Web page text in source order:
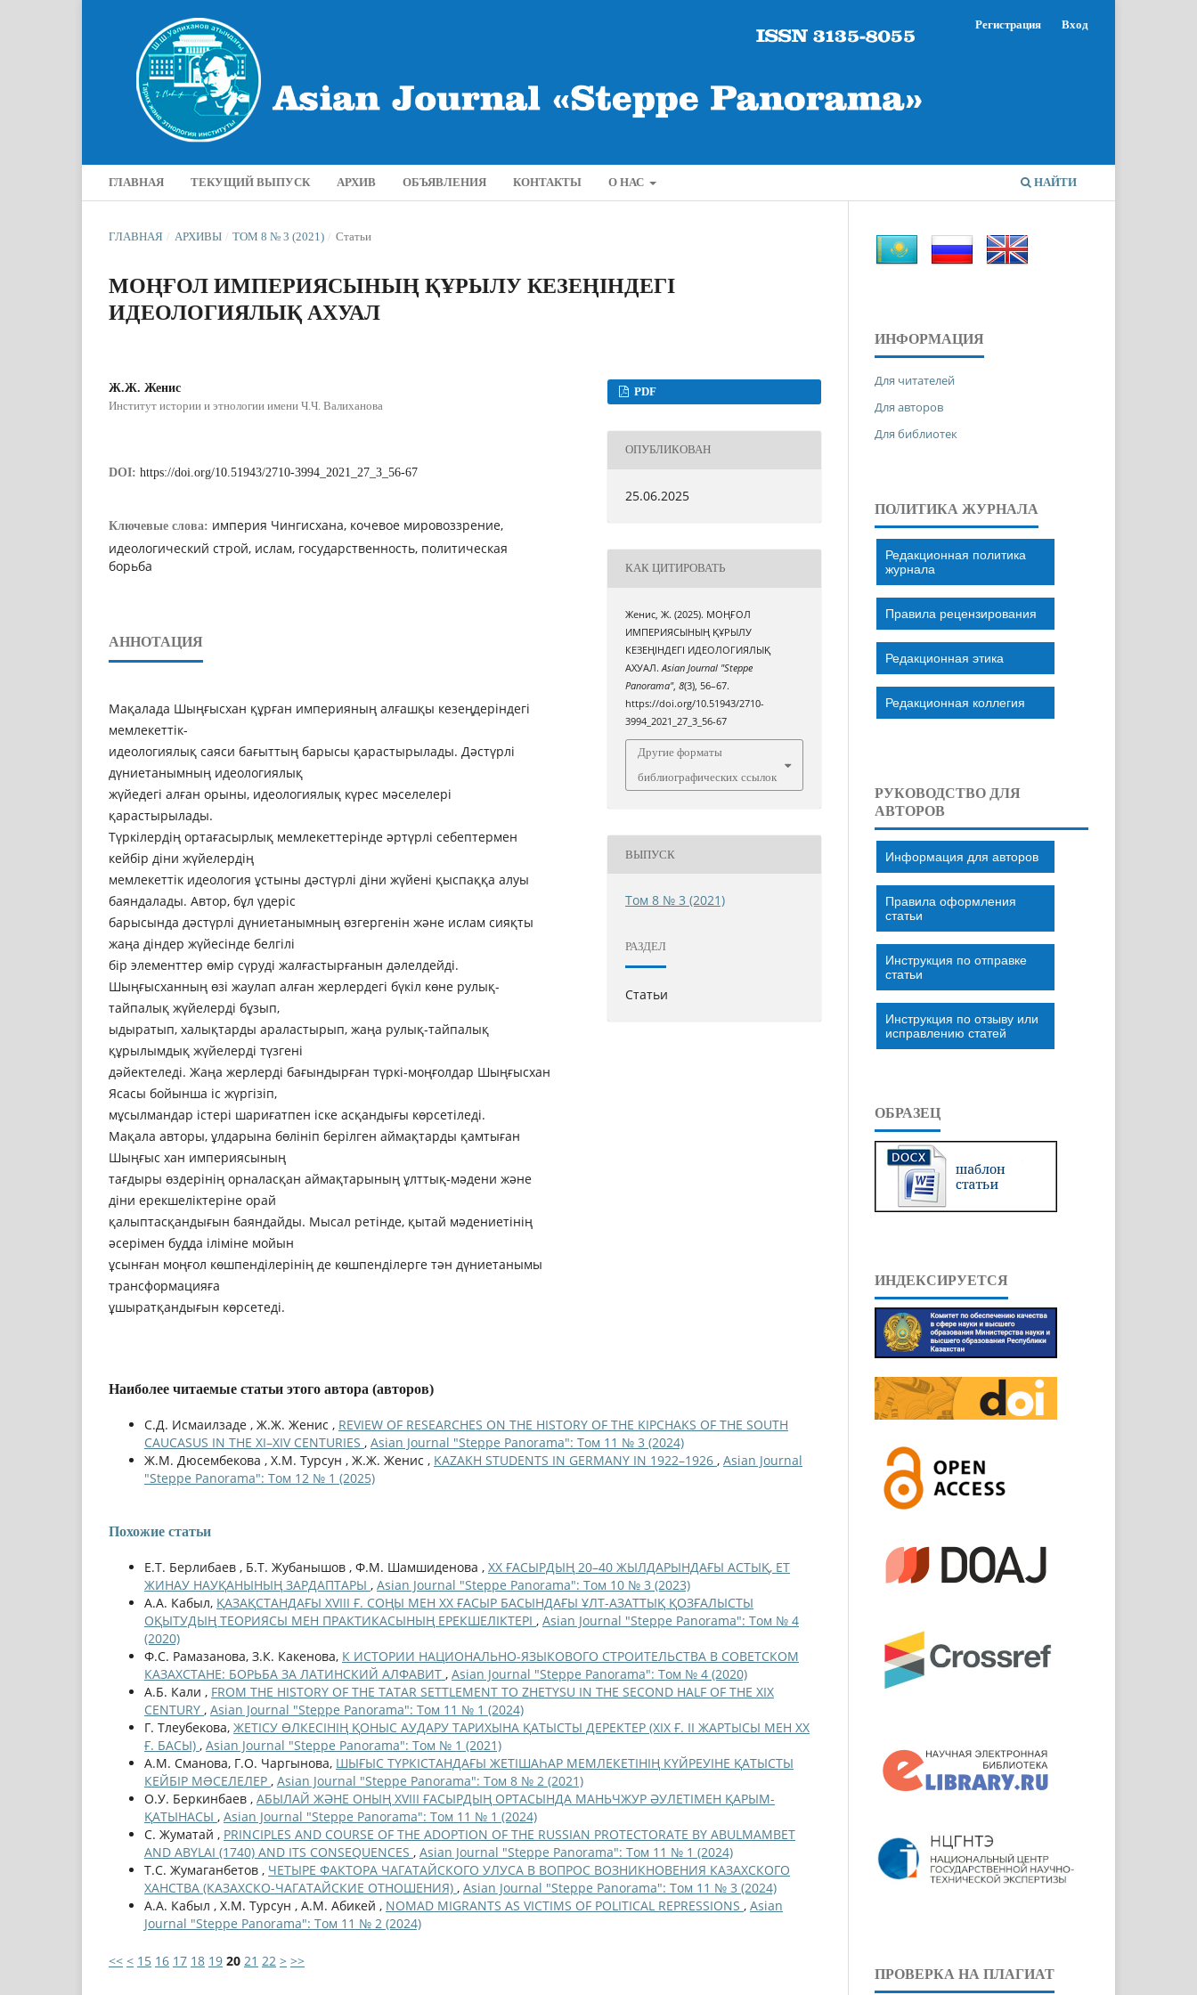
ГЛАВНАЯ ТЕКУЩИЙ ВЫПУСК АРХИВ ОБЪЯВЛЕНИЯ КОНТАКТЫ О НАС НАЙТИ
Регистрация Вход
ГЛАВНАЯ / АРХИВЫ / ТОМ 8 № 3 (2021) / Статьи
МОҢҒОЛ ИМПЕРИЯСЫНЫҢ ҚҰРЫЛУ КЕЗЕҢІНДЕГІ
ИДЕОЛОГИЯЛЫҚ АХУАЛ
Ж.Ж. Женис
Институт истории и этнологии имени Ч.Ч. Валиханова
DOI: https://doi.org/10.51943/2710-3994_2021_27_3_56-67
Ключевые слова: империя Чингисхана, кочевое мировоззрение,
идеологический строй, ислам, государственность, политическая
борьба
АННОТАЦИЯ
Мақалада Шыңғысхан құрған империяның алғашқы кезеңдеріндегі
мемлекеттік-
идеологиялық саяси бағыттың барысы қарастырылады. Дәстүрлі
дүниетанымның идеологиялық
жүйедегі алған орыны, идеологиялық күрес мәселелері
қарастырылады.
Түркілердің ортағасырлық мемлекеттерінде әртүрлі себептермен
кейбір діни жүйелердің
мемлекеттік идеология ұстыны дәстүрлі діни жүйені қыспаққа алуы
баяндалады. Автор, бұл үдеріс
барысында дәстүрлі дүниетанымның өзгергенін және ислам сияқты
жаңа діндер жүйесінде белгілі
бір элементтер өмір сүруді жалғастырғанын дәлелдейді.
Шыңғысханның өзi жаулап алған жерлердегi бүкiл көне рулық-
тайпалық жүйелердi бұзып,
ыдыратып, халықтарды араластырып, жаңа рулық-тайпалық
құрылымдық жүйелердi түзгені
дәйектеледі. Жаңа жерлердi бағындырған түркi-моңғолдар Шыңғысхан
Ясасы бойынша iс жүргiзіп,
мұсылмандар iстерi шариғатпен іске асқандығы көрсетіледі.
Мақала авторы, ұлдарына бөлiнiп берiлген аймақтарды қамтыған
Шыңғыс хан империясының
тағдыры өздерiнiң орналасқан аймақтарының ұлттық-мәдени және
дiни ерекшелiктерiне орай
қалыптасқандығын баяндайды. Мысал ретінде, қытай мәдениетiнiң
әсерiмен будда iлiмiне мойын
ұсынған моңғол көшпендiлерiнiң де көшпендiлерге тән дүниетанымы
трансформацияға
ұшыратқандығын көрсетеді.
PDF
ОПУБЛИКОВАН
25.06.2025
КАК ЦИТИРОВАТЬ
Женис, Ж. (2025). МОҢҒОЛ
ИМПЕРИЯСЫНЫҢ ҚҰРЫЛУ
КЕЗЕҢІНДЕГІ ИДЕОЛОГИЯЛЫҚ
АХУАЛ.Asian Journal "Steppe
Panorama",8(3), 56–67.
https://doi.org/10.51943/2710-
3994_2021_27_3_56-67
Другие форматы
библиографических ссылок
ВЫПУСК
Том 8 № 3 (2021)
РАЗДЕЛ
Статьи
Наиболее читаемые статьи этого автора (авторов)
С.Д. Исмаилзаде , Ж.Ж. Женис , REVIEW OF RESEARCHES ON THE HISTORY OF THE KIPCHAKS OF THE SOUTH
CAUCASUS IN THE XI–XIV CENTURIES , Asian Journal "Steppe Panorama": Том 11 № 3 (2024)
Ж.М. Дюсембекова , Х.М. Турсун , Ж.Ж. Женис , KAZAKH STUDENTS IN GERMANY IN 1922–1926 , Asian Journal
"Steppe Panorama": Том 12 № 1 (2025)
Похожие статьи
Е.Т. Берлибаев , Б.Т. Жубанышов , Ф.М. Шамшиденова , ХХ ҒАСЫРДЫҢ 20–40 ЖЫЛДАРЫНДАҒЫ АСТЫҚ, ЕТ
ЖИНАУ НАУҚАНЫНЫҢ ЗАРДАПТАРЫ , Asian Journal "Steppe Panorama": Том 10 № 3 (2023)
А.А. Кабыл, ҚАЗАҚСТАНДАҒЫ XVIII Ғ. СОҢЫ МЕН XX ҒАСЫР БАСЫНДАҒЫ ҰЛТ-АЗАТТЫҚ ҚОЗҒАЛЫСТЫ
ОҚЫТУДЫҢ ТЕОРИЯСЫ МЕН ПРАКТИКАСЫНЫҢ ЕРЕКШЕЛІКТЕРІ , Asian Journal "Steppe Panorama": Том № 4
(2020)
Ф.С. Рамазанова, З.К. Какенова, К ИСТОРИИ НАЦИОНАЛЬНО-ЯЗЫКОВОГО СТРОИТЕЛЬСТВА В СОВЕТСКОМ
КАЗАХСТАНЕ: БОРЬБА ЗА ЛАТИНСКИЙ АЛФАВИТ , Asian Journal "Steppe Panorama": Том № 4 (2020)
А.Б. Кали , FROM THE HISTORY OF THE TATAR SETTLEMENT TO ZHETYSU IN THE SECOND HALF OF THE XIX
CENTURY , Asian Journal "Steppe Panorama": Том 11 № 1 (2024)
Г. Тлеубекова, ЖЕТІСУ ӨЛКЕСІНІҢ ҚОНЫС АУДАРУ ТАРИХЫНА ҚАТЫСТЫ ДЕРЕКТЕР (ХІХ Ғ. ІІ ЖАРТЫСЫ МЕН ХХ
Ғ. БАСЫ) , Asian Journal "Steppe Panorama": Том № 1 (2021)
А.М. Сманова, Г.О. Чаргынова, ШЫҒЫС ТҮРКІСТАНДАҒЫ ЖЕТІШАҺАР МЕМЛЕКЕТІНІҢ КҮЙРЕУІНЕ ҚАТЫСТЫ
КЕЙБІР МƏСЕЛЕЛЕР , Asian Journal "Steppe Panorama": Том 8 № 2 (2021)
О.У. Беркинбаев , АБЫЛАЙ ЖӘНЕ ОНЫҢ XVIII ҒАСЫРДЫҢ ОРТАСЫНДА МАНЬЧЖУР ӘУЛЕТІМЕН ҚАРЫМ-
ҚАТЫНАСЫ , Asian Journal "Steppe Panorama": Том 11 № 1 (2024)
С. Жуматай , PRINCIPLES AND COURSE OF THE ADOPTION OF THE RUSSIAN PROTECTORATE BY ABULMAMBET
AND ABYLAI (1740) AND ITS CONSEQUENCES , Asian Journal "Steppe Panorama": Том 11 № 1 (2024)
Т.С. Жумаганбетов , ЧЕТЫРЕ ФАКТОРА ЧАГАТАЙСКОГО УЛУСА В ВОПРОС ВОЗНИКНОВЕНИЯ КАЗАХСКОГО
ХАНСТВА (КАЗАХСКО-ЧАГАТАЙСКИЕ ОТНОШЕНИЯ) , Asian Journal "Steppe Panorama": Том 11 № 3 (2024)
А.А. Кабыл , Х.М. Турсун , А.М. Абикей , NOMAD MIGRANTS AS VICTIMS OF POLITICAL REPRESSIONS , Asian
Journal "Steppe Panorama": Том 11 № 2 (2024)
<< < 15 16 17 18 19 20 21 22 > >>
ИНФОРМАЦИЯ
Для читателей
Для авторов
Для библиотек
ПОЛИТИКА ЖУРНАЛА
Редакционная политика
журнала
Правила рецензирования
Редакционная этика
Редакционная коллегия
РУКОВОДСТВО ДЛЯ
АВТОРОВ
Информация для авторов
Правила оформления
статьи
Инструкция по отправке
статьи
Инструкция по отзыву или
исправлению статей
ОБРАЗЕЦ
ИНДЕКСИРУЕТСЯ
ПРОВЕРКА НА ПЛАГИАТ